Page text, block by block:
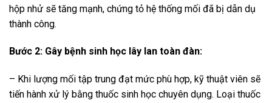
hộp nhử sẽ tăng mạnh, chứng tỏ hệ thống mối đã bị dẫn dụ
thành công.
Bước 2: Gây bệnh sinh học lây lan toàn đàn:
– Khi lượng mối tập trung đạt mức phù hợp, kỹ thuật viên sẽ
tiến hành xử lý bằng thuốc sinh học chuyên dụng. Loại thuốc